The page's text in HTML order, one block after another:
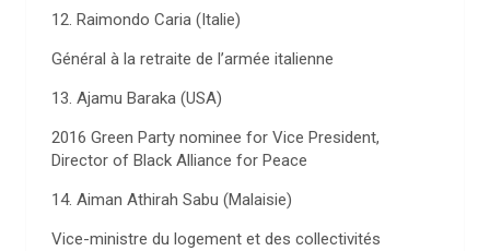
12. Raimondo Caria (Italie)
Général à la retraite de l’armée italienne
13. Ajamu Baraka (USA)
2016 Green Party nominee for Vice President,
Director of Black Alliance for Peace
14. Aiman Athirah Sabu (Malaisie)
Vice-ministre du logement et des collectivités